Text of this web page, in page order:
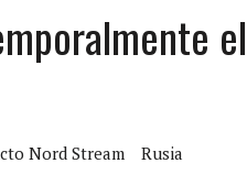
QUITÓ LA VIDA TRAS SER ACOSADA Y
ASESINATO DE UNA ADOLESCENTE
INCENDIO DE GRAN MAGNITUD
Nord Stream Rusia